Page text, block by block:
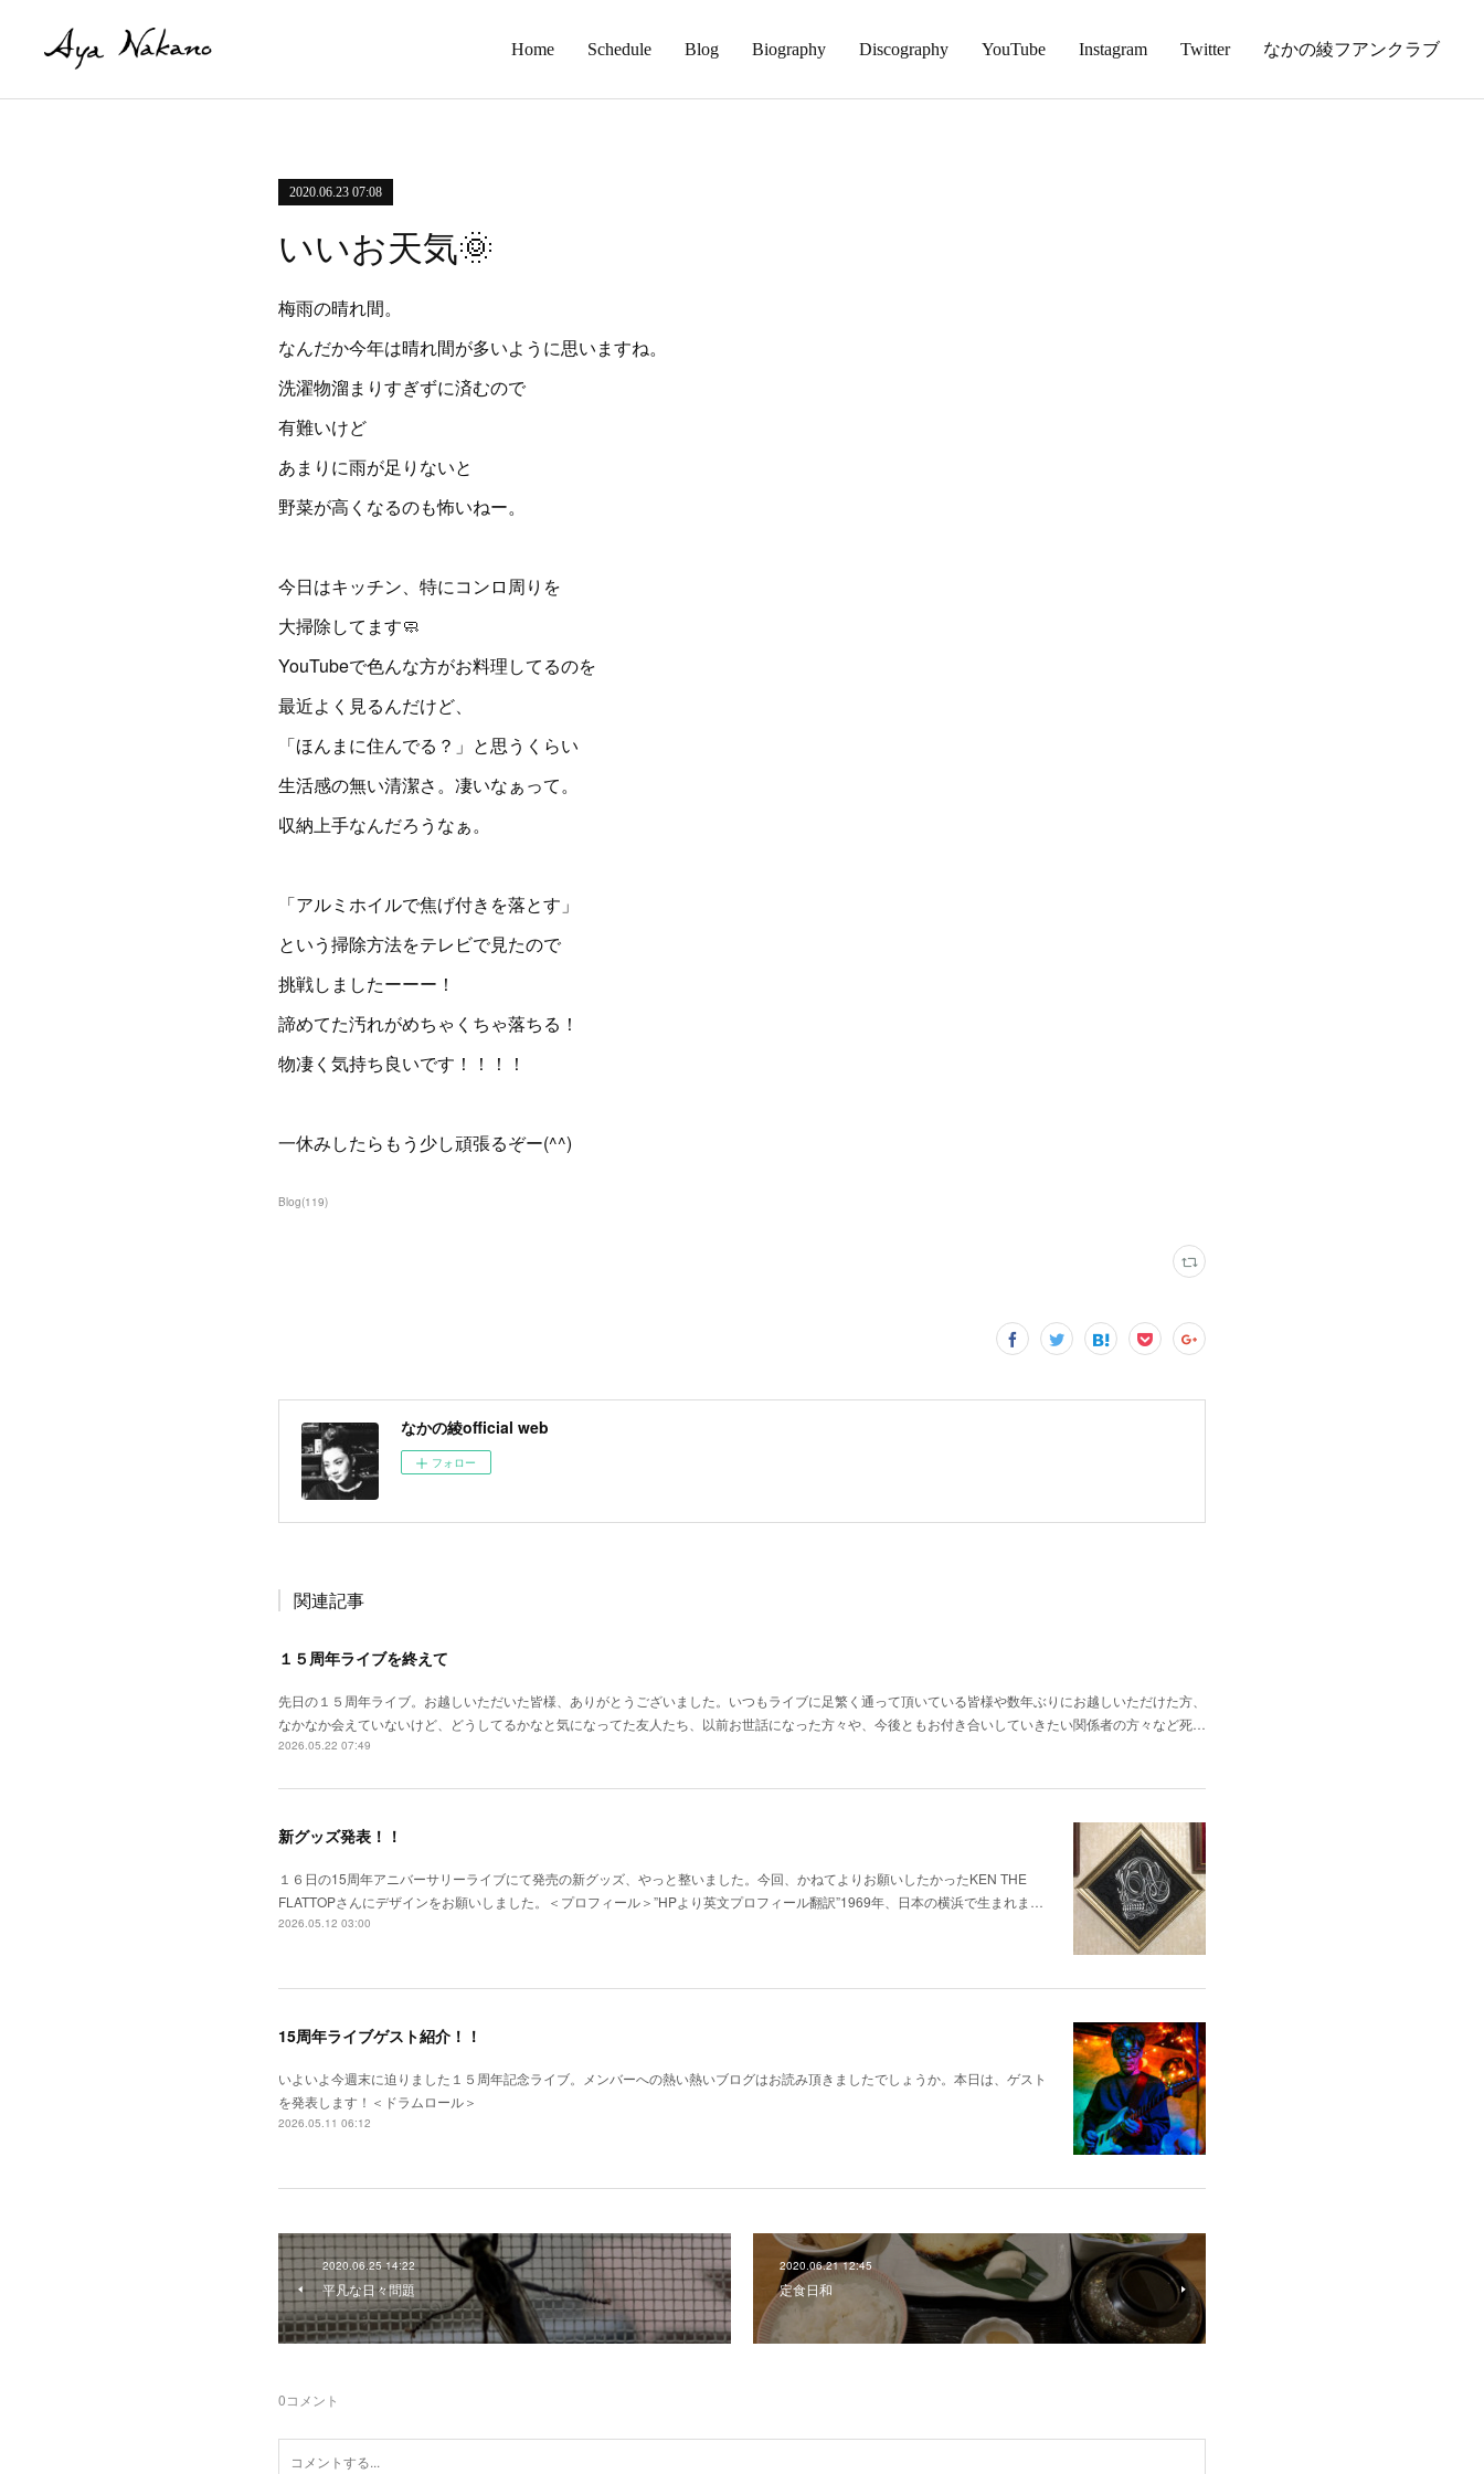
Home Schedule Blog Biography Discography YouTube Instagram Twitter なかの綾フアンクラブ
2020.06.23 07:08
いいお天気🌞
梅雨の晴れ間。
なんだか今年は晴れ間が多いように思いますね。
洗濯物溜まりすぎずに済むので
有難いけど
あまりに雨が足りないと
野菜が高くなるのも怖いねー。
今日はキッチン、特にコンロ周りを
大掃除してます🧼
YouTubeで色んな方がお料理してるのを
最近よく見るんだけど、
「ほんまに住んでる？」と思うくらい
生活感の無い清潔さ。凄いなぁって。
収納上手なんだろうなぁ。
「アルミホイルで焦げ付きを落とす」
という掃除方法をテレビで見たので
挑戦しましたーーー！
諦めてた汚れがめちゃくちゃ落ちる！
物凄く気持ち良いです！！！！
一休みしたらもう少し頑張るぞー(^^)
Blog(119)
なかの綾official web
フォロー
関連記事
１５周年ライブを終えて
先日の１５周年ライブ。お越しいただいた皆様、ありがとうございました。いつもライブに足繁く通って頂いている皆様や数年ぶりにお越しいただけた方、
なかなか会えていないけど、どうしてるかなと気になってた友人たち、以前お世話になった方々や、今後ともお付き合いしていきたい関係者の方々など死…
2026.05.22 07:49
新グッズ発表！！
１６日の15周年アニバーサリーライブにて発売の新グッズ、やっと整いました。今回、かねてよりお願いしたかったKEN THE
FLATTOPさんにデザインをお願いしました。＜プロフィール＞”HPより英文プロフィール翻訳”1969年、日本の横浜で生まれま…
2026.05.12 03:00
15周年ライブゲスト紹介！！
いよいよ今週末に迫りました１５周年記念ライブ。メンバーへの熱い熱いブログはお読み頂きましたでしょうか。本日は、ゲスト
を発表します！＜ドラムロール＞
2026.05.11 06:12
2020.06.25 14:22
平凡な日々問題
2020.06.21 12:45
定食日和
0コメント